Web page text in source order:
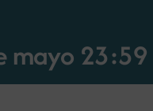
mayo 23:59